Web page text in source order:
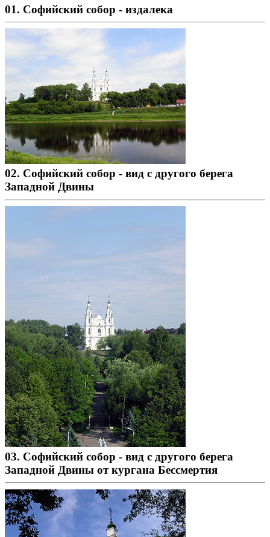
01. Софийский собор - издалека
02. Софийский собор - вид с другого берега
Западной Двины
03. Софийский собор - вид с другого берега
Западной Двины от кургана Бессмертия